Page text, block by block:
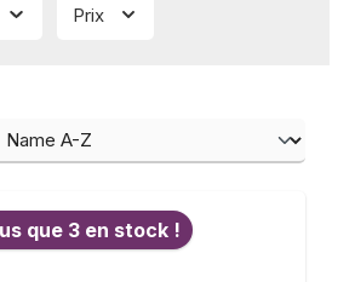
Prix
que 3 en stock !